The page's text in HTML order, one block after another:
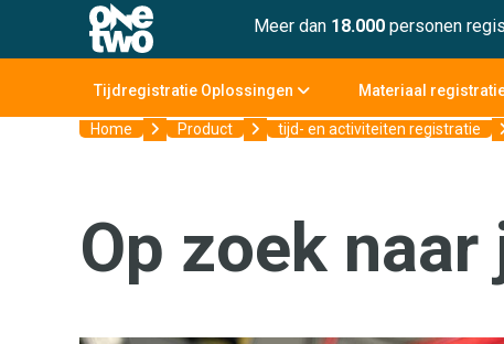
Meer dan 18.000 personen
Tijdregistratie Oplossingen Materiaal
Home Product tijd- en activiteiten registratie
Op zoek